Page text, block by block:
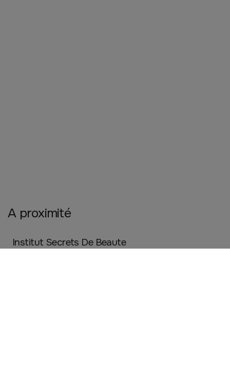
A proximité
Institut Secrets De Beaute